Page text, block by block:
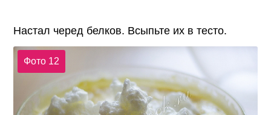
Настал черед белков. Всыпьте их в тесто.
Фото 12